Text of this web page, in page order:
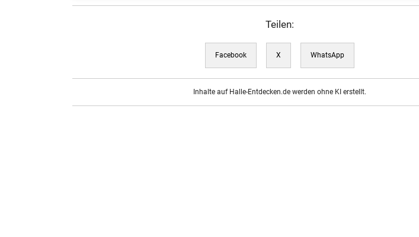
Teilen:
Facebook X WhatsApp
Inhalte auf Halle-Entdecken.de werden ohne KI erstellt.